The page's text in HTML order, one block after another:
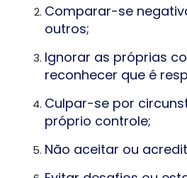
Comparar-se
outros;
Ignorar as próprias
reconhecer que é
Culpar-se por
próprio controle;
Não aceitar ou